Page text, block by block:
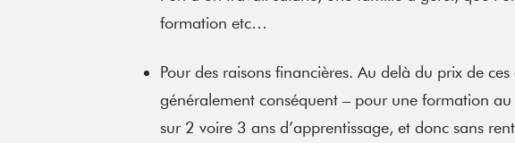
formation etc…
Pour des raisons financières. Au delà du prix de
généralement conséquent – pour une formation
sur 2 voire 3 ans d’apprentissage, et donc sans